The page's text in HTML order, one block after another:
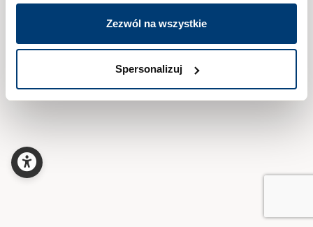
Zezwól na wszystkie
Spersonalizuj